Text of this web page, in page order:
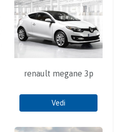
renault megane 3p
Vedi